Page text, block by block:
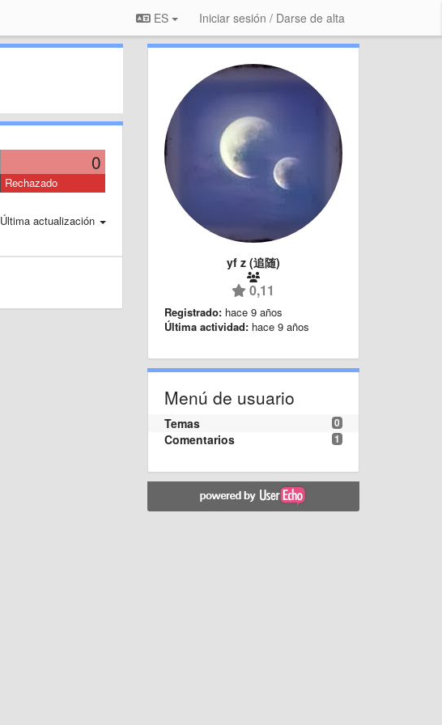
ES Iniciar sesión / Darse de alta
0
Rechazado
Última actualización
yf z (追随)
0,11
Registrado: hace 9 años
Última actividad: hace 9 años
Menú de usuario
0
Temas
1
Comentarios